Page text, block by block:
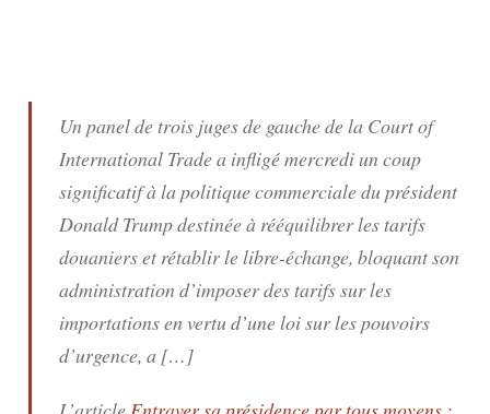
Un panel de trois juges de gauche de la Court of
International Trade a infligé mercredi un coup
significatif à la politique commerciale du président
Donald Trump destinée à rééquilibrer les tarifs
douaniers et rétablir le libre-échange, bloquant son
administration d’imposer des tarifs sur les
importations en vertu d’une loi sur les pouvoirs
d’urgence, a […]